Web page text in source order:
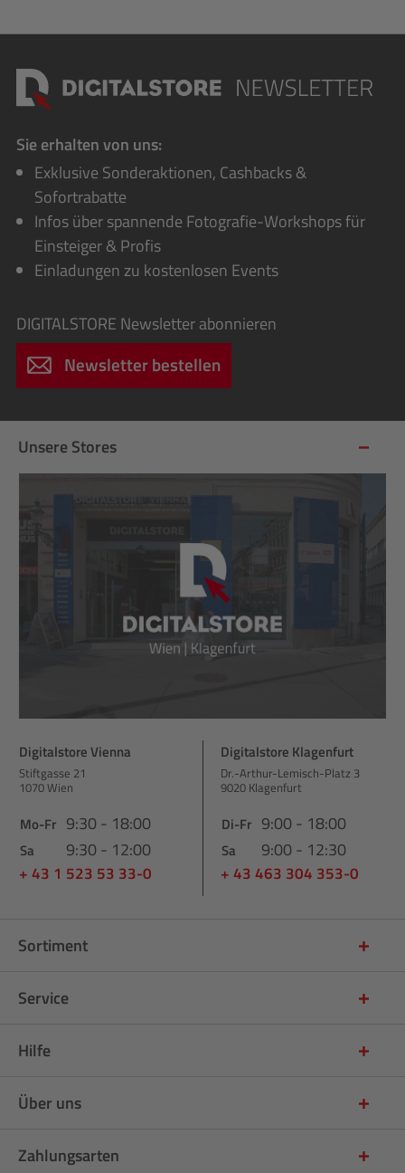
Sie erhalten von uns:
Exklusive Sonderaktionen, Cashbacks &
Sofortrabatte
Infos über spannende Fotografie-Workshops für
Einsteiger & Profis
Einladungen zu kostenlosen Events
DIGITALSTORE Newsletter abonnieren
Newsletter bestellen
Unsere Stores
Digitalstore Vienna
Stiftgasse 21
1070 Wien
Mo-Fr 9:30 - 18:00
Sa 9:30 - 12:00
+ 43 1 523 53 33-0
Digitalstore Klagenfurt
Dr.-Arthur-Lemisch-Platz 3
9020 Klagenfurt
Di-Fr 9:00 - 18:00
Sa 9:00 - 12:30
+ 43 463 304 353-0
Sortiment
Service
Hilfe
Über uns
Zahlungsarten